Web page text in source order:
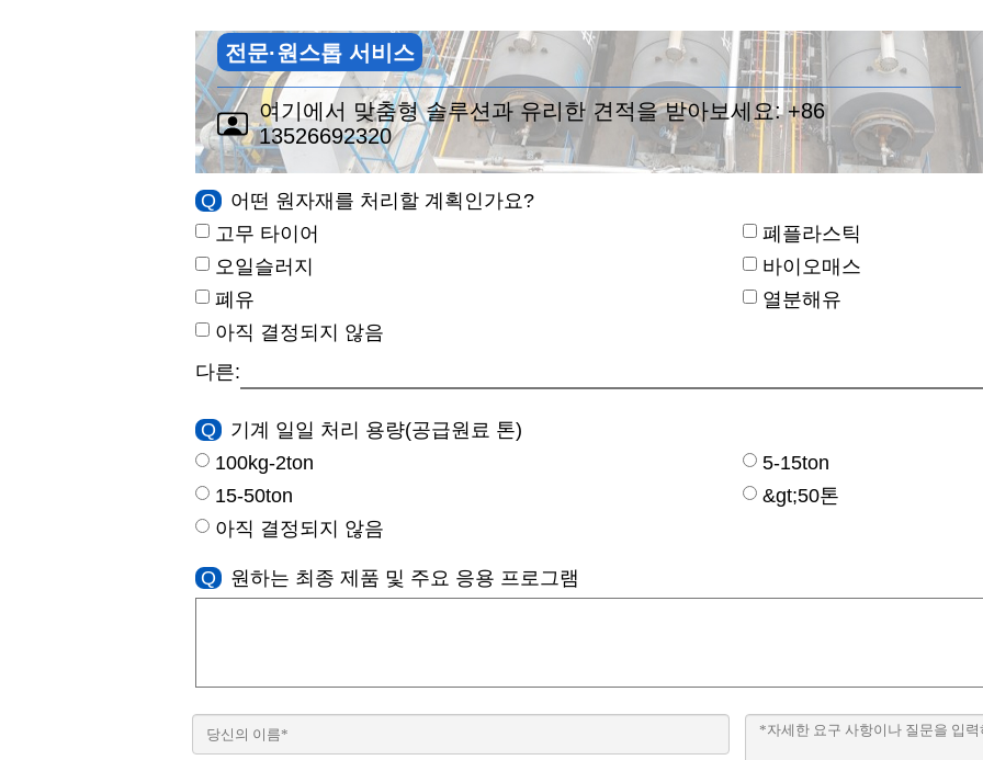
전문·원스톱 서비스
여기에서 맞춤형 솔루션과 유리한 견적을 받아보세요:+86
13526692320
Q
어떤 원자재를 처리할 계획인가요?
고무 타이어
폐플라스틱
오일슬러지
바이오매스
폐유
열분해유
아직 결정되지 않음
다른:
Q
기계 일일 처리 용량(공급원료 톤)
100kg-2ton
5-15ton
15-50ton
&gt;50톤
아직 결정되지 않음
Q 원하는 최종 제품 및 주요 응용 프로그램